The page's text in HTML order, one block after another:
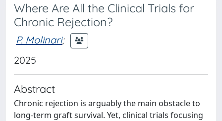
Where Are All the Clinical Trials for
Chronic Rejection?
P. Molinari;
2025
Abstract
Chronic rejection is arguably the main obstacle to
long-term graft survival. Yet, clinical trials focusing